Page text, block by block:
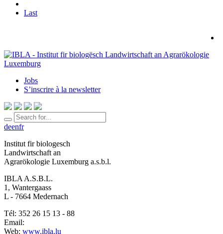
Last
Jobs
S’inscrire à la newsletter
deenfr
Institut fir biologesch
Landwirtschaft an
Agrarökologie Luxemburg a.s.b.l.
IBLA A.S.B.L.
1, Wantergaass
L - 7664 Medernach
Tél: 352 26 15 13 - 88
Email:
Web: www.ibla.lu